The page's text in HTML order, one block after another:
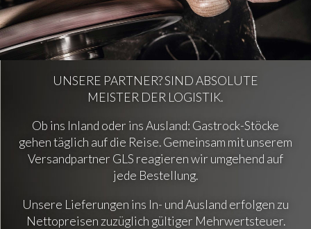
UNSERE PARTNER? SIND ABSOLUTE
MEISTER DER LOGISTIK.
Ob ins Inland oder ins Ausland: Gastrock-Stöcke
gehen täglich auf die Reise. Gemeinsam mit unserem
Versandpartner GLS reagieren wir umgehend auf
jede Bestellung.
Unsere Lieferungen ins In- und Ausland erfolgen zu
Nettopreisen zuzüglich gültiger Mehrwertsteuer.